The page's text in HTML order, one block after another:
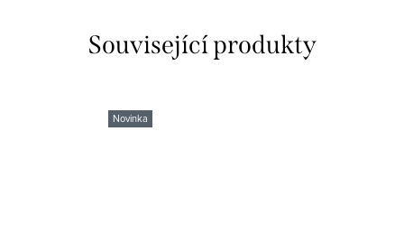
Související produkty
Novinka